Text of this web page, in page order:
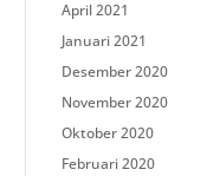
April 2021
Januari 2021
Desember 2020
November 2020
Oktober 2020
Februari 2020